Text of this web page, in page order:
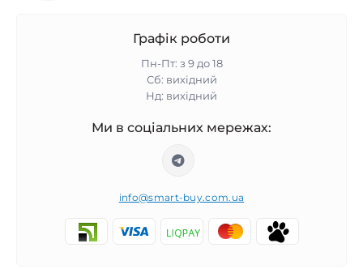
Графік роботи
Пн-Пт: з 9 до 18
Сб: вихідний
Нд: вихідний
Ми в соціальних мережах:
info@smart-buy.com.ua